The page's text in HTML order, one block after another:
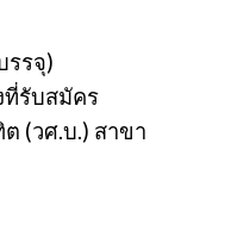
รรจุ)
รับสมัคร
(วศ.บ.) สาขา